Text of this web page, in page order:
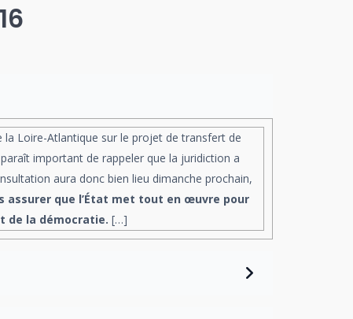
Loire-Atlantique sur le projet de transfert de
important de rappeler que la juridiction a
aura donc bien lieu dimanche prochain,
assurer que l’État met tout en œuvre pour
de la démocratie. […]